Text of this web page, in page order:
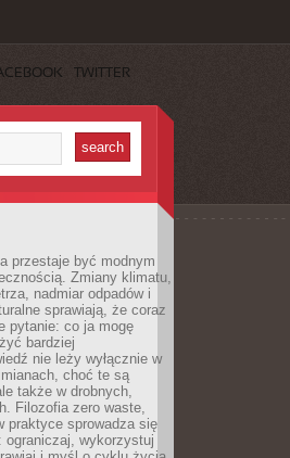
TWITTER
przestaje być modnym
Zmiany klimatu,
nadmiar odpadów i
sprawiają, że coraz
pytanie: co ja mogę
bardziej
nie leży wyłącznie w
choć te są
także w drobnych,
Filozofia zero waste,
praktyce sprowadza się
wykorzystuj